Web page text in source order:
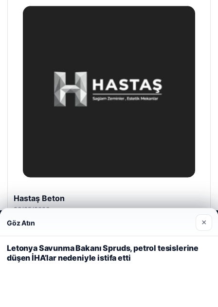
Hastaş Beton
26/05/2026
Web sitemizi nasıl kullandığınızı daha iyi anlayabilmek,
deneyiminizi kişiselleştirmek ve geliştirmek amacıyla çerezler
kullanıyoruz.
Çerez Politikamız
Reddet Kabul Et
Göz Atın ×
Letonya Savunma Bakanı Spruds, petrol tesislerine
düşen İHA’lar nedeniyle istifa etti